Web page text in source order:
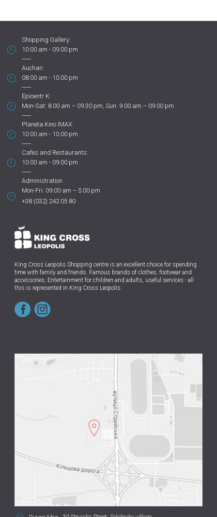
Shopping Gallery:
10:00 am - 09.00 pm
Auchan:
08:00 am - 10.00 pm
Epicentr K:
Mon-Sat: 8.00 am – 09.30 pm, Sun: 9.00 am – 09.00 pm
Planeta Kino IMAX:
10:00 am - 10.00 pm
Cafes and Restaurants:
10:00 am - 09.00 pm
Administration
Mon-Fri: 09:00 am – 5:00 pm
+38 (032) 242 05 80
King Cross Leopolis Shopping centre is an excellent choice for spending
time with family and friends. Famous brands of clothes, footwear and
accessories; Entertainment for children and adults, useful services - all
this is represented in King Cross Leopolis.